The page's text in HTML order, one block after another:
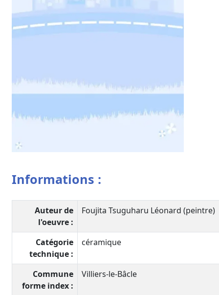
Informations :
Auteur de
l'oeuvre :
Foujita Tsuguharu Léonard (peintre)
Catégorie
technique :
céramique
Commune
forme index :
Villiers-le-Bâcle